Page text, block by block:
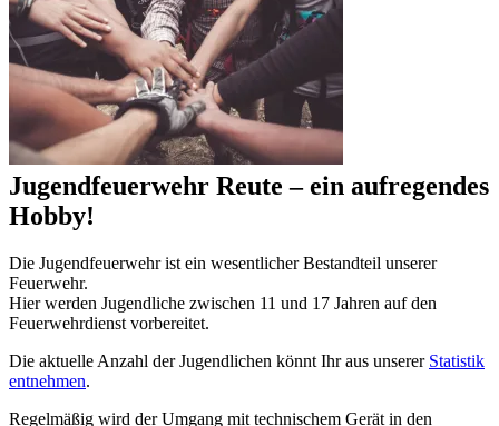
Jugendfeuerwehr Reute – ein aufregendes
Hobby!
Die Jugendfeuerwehr ist ein wesentlicher Bestandteil unserer
Feuerwehr.
Hier werden Jugendliche zwischen 11 und 17 Jahren auf den
Feuerwehrdienst vorbereitet.
Die aktuelle Anzahl der Jugendlichen könnt Ihr aus unserer Statistik
entnehmen.
Regelmäßig wird der Umgang mit technischem Gerät in den